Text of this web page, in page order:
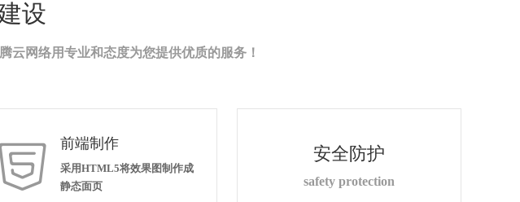
设
云网络用专业和态度为您提供优质的服务！
前端制作
采用HTML5将效果图制作成
静态面页
安全防护
safety protection